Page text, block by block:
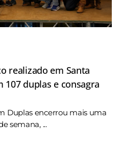
realizado em Santa
107 duplas e consagra
Duplas encerrou mais uma
semana, ...